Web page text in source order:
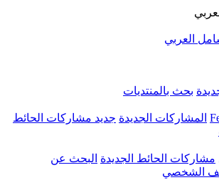
بحث بالمنتديات
المشاركات الجديدة جديد مشاركات الحائط
مشاركات الحائط الجديدة البحث عن
الشخصي